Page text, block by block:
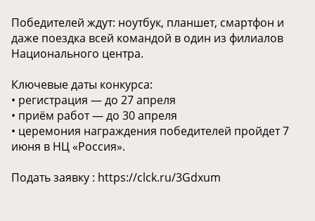
Победителей ждут: ноутбук, планшет, смартфон и
даже поездка всей командой в один из филиалов
Национального центра.
Ключевые даты конкурса:
• регистрация — до 27 апреля
• приём работ — до 30 апреля
• церемония награждения победителей пройдет 7
июня в НЦ «Россия».
Подать заявку : https://clck.ru/3Gdxum